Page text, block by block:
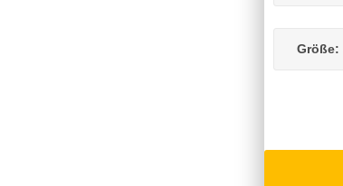
Größe: